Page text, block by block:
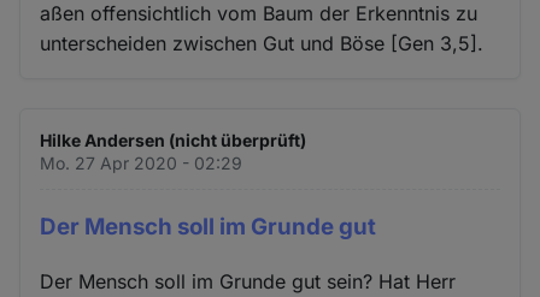
aßen offensichtlich vom Baum der Erkenntnis zu
unterscheiden zwischen Gut und Böse [Gen 3,5].
Hilke Andersen (nicht überprüft)
Mo. 27 Apr 2020 - 02:29
Der Mensch soll im Grunde gut
Der Mensch soll im Grunde gut sein? Hat Herr